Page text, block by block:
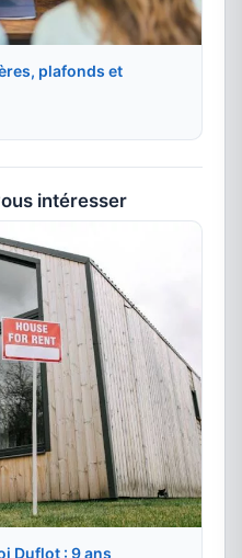
plafonds et
intéresser
Duflot : 9 ans